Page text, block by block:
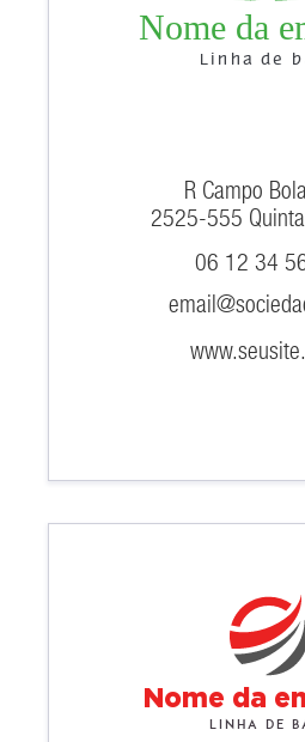
R Campo
2525-555
06 12 34
Nome da
Linha de
Nome da
Linha de